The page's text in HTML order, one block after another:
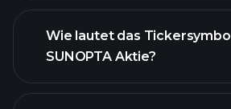
Wie lautet das
SUNOPTA Aktie?